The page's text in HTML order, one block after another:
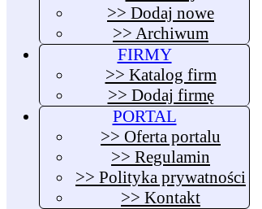
>> Dodaj nowe
>> Archiwum
FIRMY
>> Katalog firm
>> Dodaj firmę
PORTAL
>> Oferta portalu
>> Regulamin
>> Polityka prywatności
>> Kontakt